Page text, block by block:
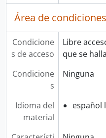
Área de
Condicione
s de acceso
Libre
que se
Condicione
s
Ninguna
Idioma del
material
español